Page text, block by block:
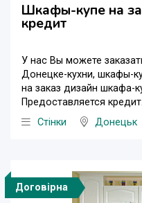
Шкафы-купе на
кредит
У нас Вы можете
Донецке-кухни, шкафы-
на заказ дизайн шкафа-
Предоставляется кредит.
Стінки
Донецьк
Договірна